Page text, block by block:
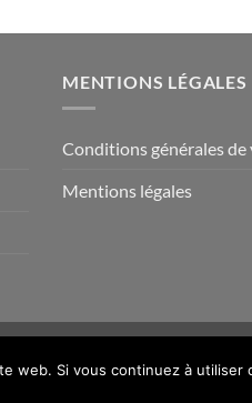
sur 5
MENTIONS LÉGALES
Conditions générales de
Mentions légales
web. Si vous continuez à